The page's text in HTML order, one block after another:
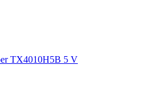
TX4010H5B 5 V